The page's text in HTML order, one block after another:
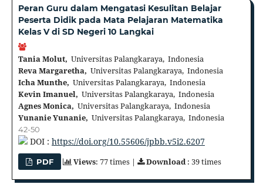
Peran Guru dalam Mengatasi Kesulitan Belajar
Peserta Didik pada Mata Pelajaran Matematika
Kelas V di SD Negeri 10 Langkai
Tania Molut, Universitas Palangkaraya, Indonesia
Reva Margaretha, Universitas Palangkaraya, Indonesia
Icha Munthe, Universitas Palangkaraya, Indonesia
Kevin Imanuel, Universitas Palangkaraya, Indonesia
Agnes Monica, Universitas Palangkaraya, Indonesia
Yunanie Yunanie, Universitas Palangkaraya, Indonesia
42-50
DOI : https://doi.org/10.55606/jpbb.v5i2.6207
PDF Views: 77 times | Download : 39 times